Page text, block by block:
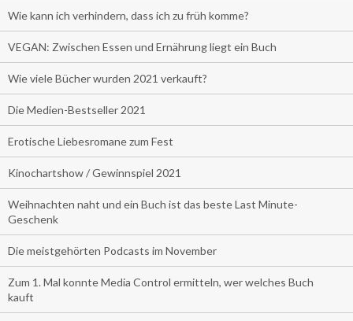
Wie kann ich verhindern, dass ich zu früh komme?
VEGAN: Zwischen Essen und Ernährung liegt ein Buch
Wie viele Bücher wurden 2021 verkauft?
Die Medien-Bestseller 2021
Erotische Liebesromane zum Fest
Kinochartshow / Gewinnspiel 2021
Weihnachten naht und ein Buch ist das beste Last Minute-
Geschenk
Die meistgehörten Podcasts im November
Zum 1. Mal konnte Media Control ermitteln, wer welches Buch
kauft